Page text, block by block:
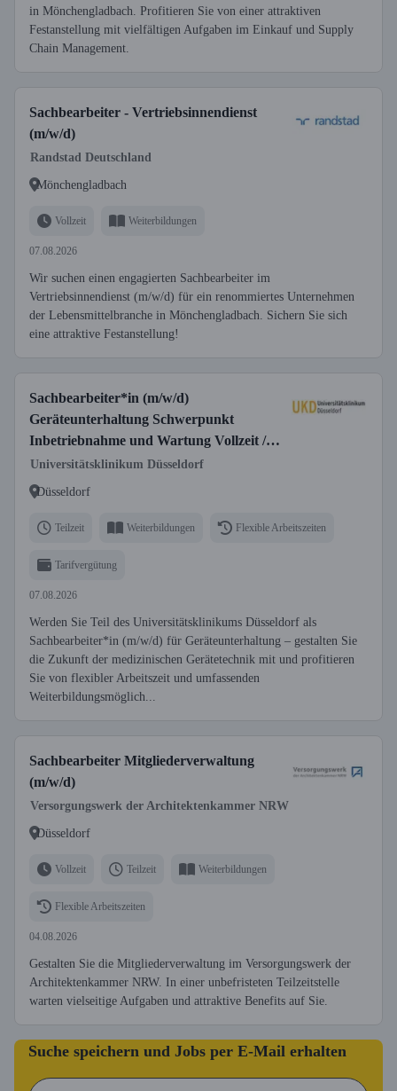
in Mönchengladbach. Profitieren Sie von einer attraktiven
Festanstellung mit vielfältigen Aufgaben im Einkauf und Supply
Chain Management.
Sachbearbeiter - Vertriebsinnendienst
(m/w/d)
Randstad Deutschland
Mönchengladbach
Vollzeit Weiterbildungen
07.08.2026
Wir suchen einen engagierten Sachbearbeiter im
Vertriebsinnendienst (m/w/d) für ein renommiertes Unternehmen
der Lebensmittelbranche in Mönchengladbach. Sichern Sie sich
eine attraktive Festanstellung!
Sachbearbeiter*in (m/w/d)
Geräteunterhaltung Schwerpunkt
Inbetriebnahme und Wartung Vollzeit /
Teilzeit
Universitätsklinikum Düsseldorf
Düsseldorf
Teilzeit Weiterbildungen Flexible Arbeitszeiten
Tarifvergütung
07.08.2026
Werden Sie Teil des Universitätsklinikums Düsseldorf als
Sachbearbeiter*in (m/w/d) für Geräteunterhaltung – gestalten Sie
die Zukunft der medizinischen Gerätetechnik mit und profitieren
Sie von flexibler Arbeitszeit und umfassenden
Weiterbildungsmöglich...
Sachbearbeiter Mitgliederverwaltung
(m/w/d)
Versorgungswerk der Architektenkammer NRW
Düsseldorf
Vollzeit Teilzeit Weiterbildungen
Flexible Arbeitszeiten
04.08.2026
Gestalten Sie die Mitgliederverwaltung im Versorgungswerk der
Architektenkammer NRW. In einer unbefristeten Teilzeitstelle
warten vielseitige Aufgaben und attraktive Benefits auf Sie.
Suche speichern und Jobs per E-Mail erhalten